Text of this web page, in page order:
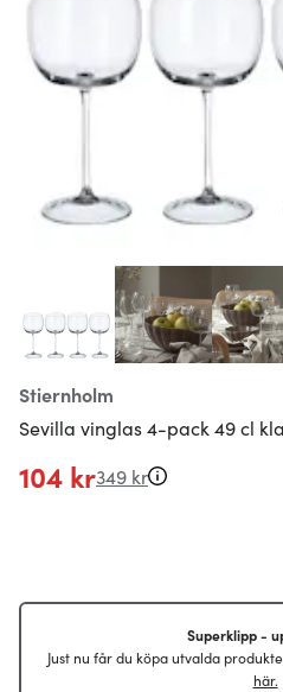
Stiernholm
Sevilla vinglas 4-pack 49 cl
104 kr349 kr
Superklipp -
Just nu får du köpa utvalda
här.